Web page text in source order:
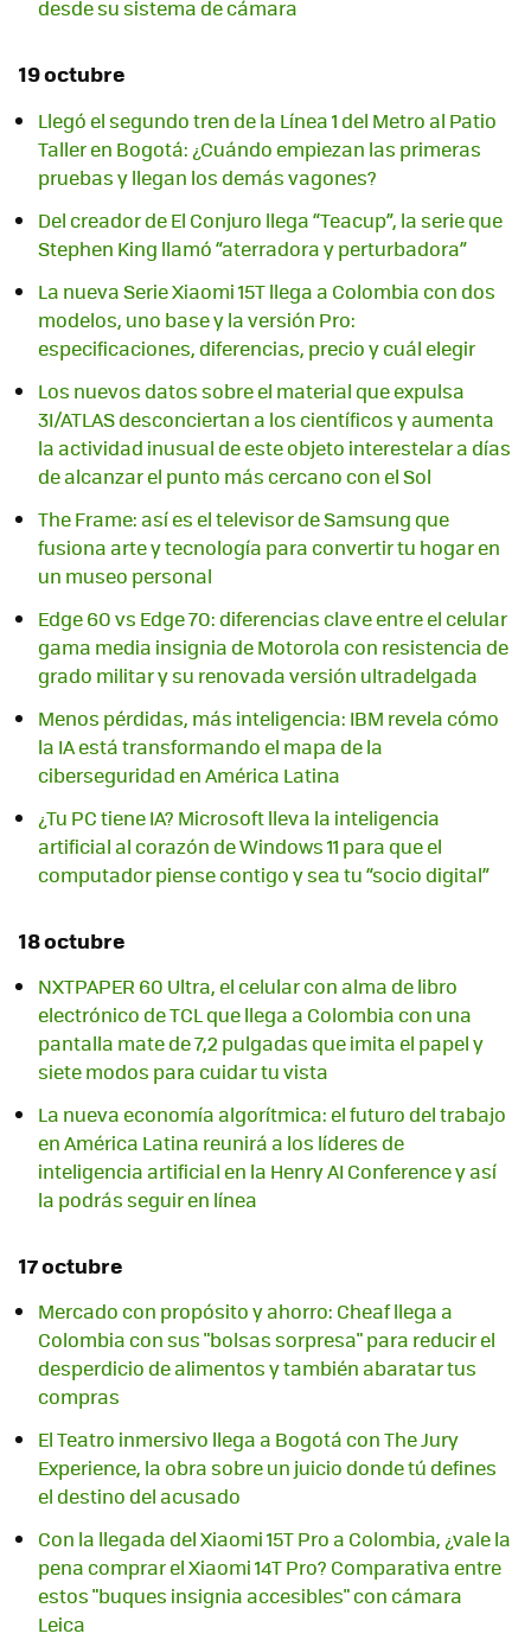
desde su sistema de cámara
19 octubre
Llegó el segundo tren de la Línea 1 del Metro al Patio
Taller en Bogotá: ¿Cuándo empiezan las primeras
pruebas y llegan los demás vagones?
Del creador de El Conjuro llega “Teacup”, la serie que
Stephen King llamó “aterradora y perturbadora”
La nueva Serie Xiaomi 15T llega a Colombia con dos
modelos, uno base y la versión Pro:
especificaciones, diferencias, precio y cuál elegir
Los nuevos datos sobre el material que expulsa
3I/ATLAS desconciertan a los científicos y aumenta
la actividad inusual de este objeto interestelar a días
de alcanzar el punto más cercano con el Sol
The Frame: así es el televisor de Samsung que
fusiona arte y tecnología para convertir tu hogar en
un museo personal
Edge 60 vs Edge 70: diferencias clave entre el celular
gama media insignia de Motorola con resistencia de
grado militar y su renovada versión ultradelgada
Menos pérdidas, más inteligencia: IBM revela cómo
la IA está transformando el mapa de la
ciberseguridad en América Latina
¿Tu PC tiene IA? Microsoft lleva la inteligencia
artificial al corazón de Windows 11 para que el
computador piense contigo y sea tu “socio digital”
18 octubre
NXTPAPER 60 Ultra, el celular con alma de libro
electrónico de TCL que llega a Colombia con una
pantalla mate de 7,2 pulgadas que imita el papel y
siete modos para cuidar tu vista
La nueva economía algorítmica: el futuro del trabajo
en América Latina reunirá a los líderes de
inteligencia artificial en la Henry AI Conference y así
la podrás seguir en línea
17 octubre
Mercado con propósito y ahorro: Cheaf llega a
Colombia con sus "bolsas sorpresa" para reducir el
desperdicio de alimentos y también abaratar tus
compras
El Teatro inmersivo llega a Bogotá con The Jury
Experience, la obra sobre un juicio donde tú defines
el destino del acusado
Con la llegada del Xiaomi 15T Pro a Colombia, ¿vale la
pena comprar el Xiaomi 14T Pro? Comparativa entre
estos "buques insignia accesibles" con cámara
Leica